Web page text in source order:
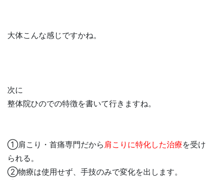
大体こんな感じですかね。
次に
整体院ひのでの特徴を書いて行きますね。
①肩こり・首痛専門だから肩こりに特化した治療を受け
られる。
②物療は使用せず、手技のみで変化を出します。